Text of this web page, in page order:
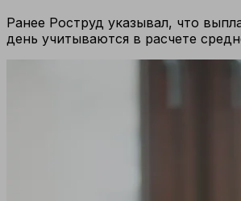
Ранее Роструд указывал, что
день учитываются в расчете